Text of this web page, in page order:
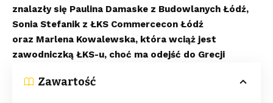
znalazły się Paulina Damaske z Budowlanych Łódź,
Sonia Stefanik z ŁKS Commercecon Łódź
oraz Marlena Kowalewska, która wciąż jest
zawodniczką ŁKS-u, choć ma odejść do Grecji
Zawartość